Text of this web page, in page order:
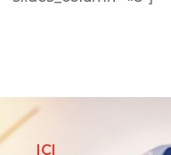
ICI